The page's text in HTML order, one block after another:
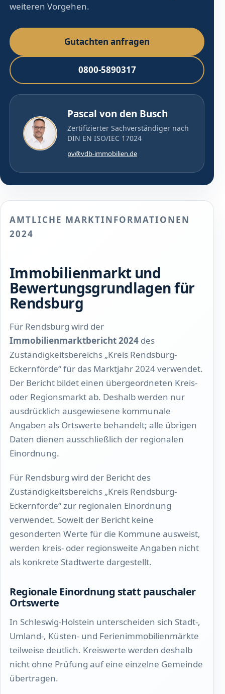
weiteren Vorgehen.
Gutachten anfragen
0800-5890317
Pascal von den Busch
Zertifizierter Sachverständiger nach
DIN EN ISO/IEC 17024
pv@vdb-immobilien.de
AMTLICHE MARKTINFORMATIONEN
2024
Immobilienmarkt und
Bewertungsgrundlagen für
Rendsburg
Für Rendsburg wird der
Immobilienmarktbericht 2024 des
Zuständigkeitsbereichs „Kreis Rendsburg-
Eckernförde“ für das Marktjahr 2024 verwendet.
Der Bericht bildet einen übergeordneten Kreis-
oder Regionsmarkt ab. Deshalb werden nur
ausdrücklich ausgewiesene kommunale
Angaben als Ortswerte behandelt; alle übrigen
Daten dienen ausschließlich der regionalen
Einordnung.
Für Rendsburg wird der Bericht des
Zuständigkeitsbereichs „Kreis Rendsburg-
Eckernförde“ zur regionalen Einordnung
verwendet. Soweit der Bericht keine
gesonderten Werte für die Kommune ausweist,
werden kreis- oder regionsweite Angaben nicht
als konkrete Stadtwerte dargestellt.
Regionale Einordnung statt pauschaler
Ortswerte
In Schleswig-Holstein unterscheiden sich Stadt-,
Umland-, Küsten- und Ferienimmobilienmärkte
teilweise deutlich. Kreiswerte werden deshalb
nicht ohne Prüfung auf eine einzelne Gemeinde
übertragen.